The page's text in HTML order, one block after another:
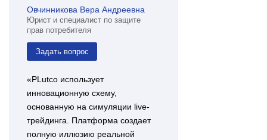
Овчинникова Вера Андреевна
Юрист и специалист по защите
прав потребителя
Задать вопрос
«PLutco использует
инновационную схему,
основанную на симуляции live-
трейдинга. Платформа создает
полную иллюзию реальной